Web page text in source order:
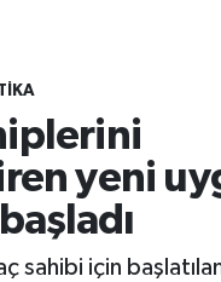
yeni
sahibi için